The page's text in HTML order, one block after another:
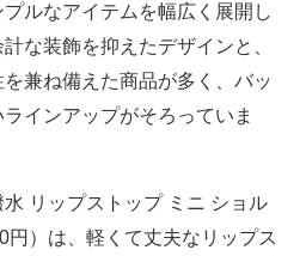
ルなアイテムを幅広く展開し
な装飾を抑えたデザインと、
兼ね備えた商品が多く、バッ
インアップがそろっていま
リップストップ ミニ ショル
円）は、軽くて丈夫なリップス